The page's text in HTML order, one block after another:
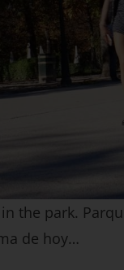
the park.
de hoy…